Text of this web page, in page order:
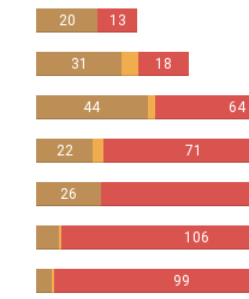
20 13
31 18
44 64
22 71
26
106
99